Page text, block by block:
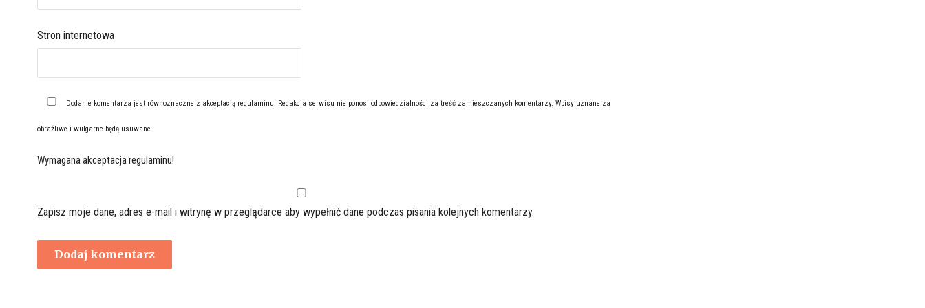
Stron internetowa
Dodanie komentarza jest równoznaczne z akceptacją regulaminu . Redakcja serwisu nie ponosi odpowiedzialności za treść zamieszczanych komentarzy. Wpisy uznane za
obraźliwe i wulgarne będą usuwane.
Wymagana akceptacja regulaminu!
Zapisz moje dane, adres e-mail i witrynę w przeglądarce aby wypełnić dane podczas pisania kolejnych komentarzy.